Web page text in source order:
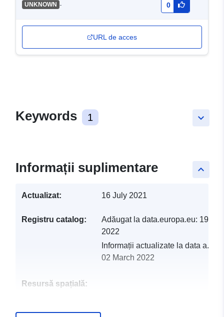
UNKNOWN - 0
URL de acces
keyboard_arrow_down
Keywords 1
keyboard_arrow_up
Informații suplimentare
Actualizat: 16 July 2021
Registru catalog: Adăugat la data.europa.eu: 19
2022
Informații actualizate la data
02 March 2022
Resursă spațială: